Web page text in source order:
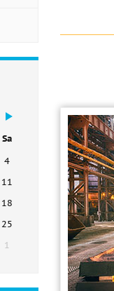
Sa
4
11
18
25
1